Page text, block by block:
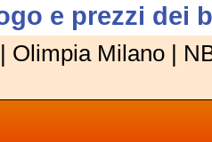
e prezzi dei
Olimpia Milano |